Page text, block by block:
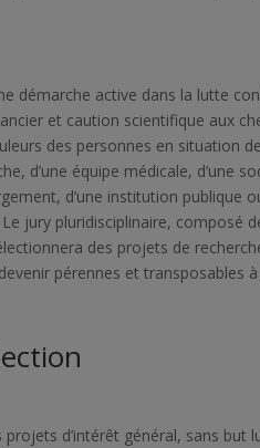
démarche active dans la lutte
et caution scientifique aux
des personnes en situation
d’une équipe médicale, d’une
d’une institution publique
jury pluridisciplinaire, composé
des projets de
pérennes et transposables à
projets d’intérêt général, sans